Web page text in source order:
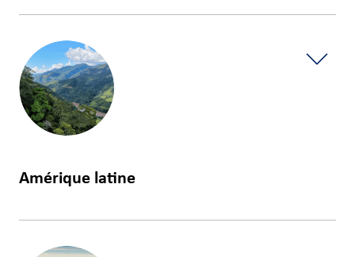
Canada
Amérique latine
Brésil